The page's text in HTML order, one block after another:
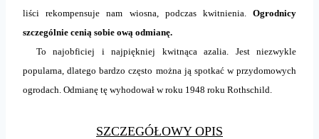
liści rekompensuje nam wiosna, podczas kwitnienia. Ogrodnicy
szczególnie cenią sobie ową odmianę.
To najobficiej i najpiękniej kwitnąca azalia. Jest niezwykle
popularna, dlatego bardzo często można ją spotkać w przydomowych
ogrodach. Odmianę tę wyhodował w roku 1948 roku Rothschild.
SZCZEGÓŁOWY OPIS